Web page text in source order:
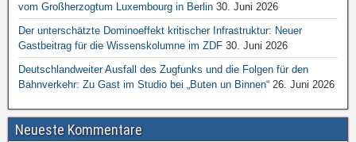
vom Großherzogtum Luxembourg in Berlin 30. Juni 2026
Der unterschätzte Dominoeffekt kritischer Infrastruktur: Neuer
Gastbeitrag für die Wissenskolumne im ZDF 30. Juni 2026
Deutschlandweiter Ausfall des Zugfunks und die Folgen für den
Bahnverkehr: Zu Gast im Studio bei „Buten un Binnen“ 26. Juni 2026
Neueste Kommentare